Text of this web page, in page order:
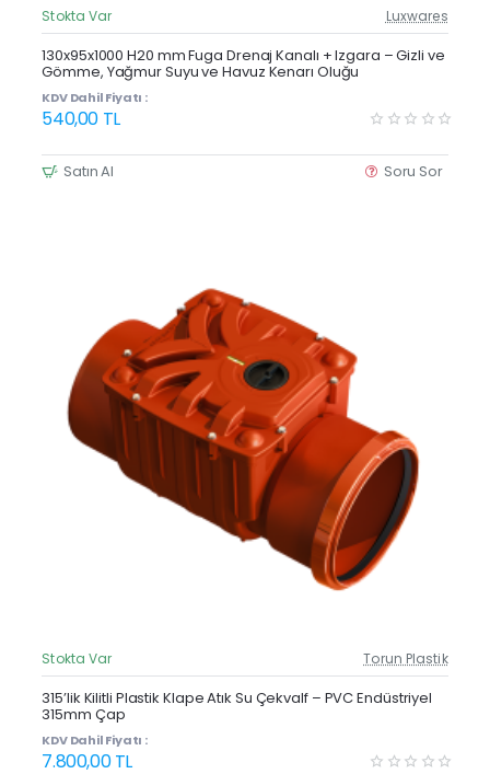
Güncel Fiyat
Yeni Ürün
Stokta Var Luxwares
130x95x1000 H20 mm Fuga Drenaj Kanalı + Izgara – Gizli ve
Gömme, Yağmur Suyu ve Havuz Kenarı Oluğu
KDV Dahil Fiyatı :
540,00 TL
Satın Al Soru Sor
Güncel Fiyat
Yeni Ürün
Stokta Var Torun Plastik
315’lik Kilitli Plastik Klape Atık Su Çekvalf – PVC Endüstriyel
315mm Çap
KDV Dahil Fiyatı :
7.800,00 TL